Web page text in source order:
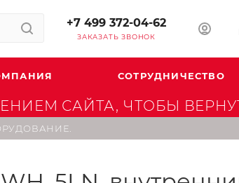
+7 499 372-04-62
ЗАКАЗАТЬ ЗВОНОК
СОТРУДНИЧЕСТВО
САЙТА, ЧТОБЫ